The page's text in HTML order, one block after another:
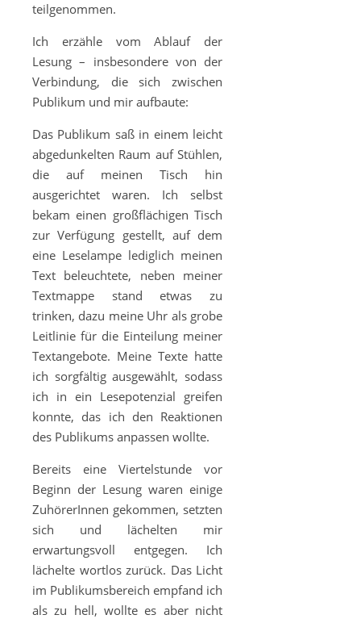
teilgenommen.
Ich erzähle vom Ablauf der
Lesung – insbesondere von der
Verbindung, die sich zwischen
Publikum und mir aufbaute:
Das Publikum saß in einem leicht
abgedunkelten Raum auf Stühlen,
die auf meinen Tisch hin
ausgerichtet waren. Ich selbst
bekam einen großflächigen Tisch
zur Verfügung gestellt, auf dem
eine Leselampe lediglich meinen
Text beleuchtete, neben meiner
Textmappe stand etwas zu
trinken, dazu meine Uhr als grobe
Leitlinie für die Einteilung meiner
Textangebote. Meine Texte hatte
ich sorgfältig ausgewählt, sodass
ich in ein Lesepotenzial greifen
konnte, das ich den Reaktionen
des Publikums anpassen wollte.
Bereits eine Viertelstunde vor
Beginn der Lesung waren einige
ZuhörerInnen gekommen, setzten
sich und lächelten mir
erwartungsvoll entgegen. Ich
lächelte wortlos zurück. Das Licht
im Publikumsbereich empfand ich
als zu hell, wollte es aber nicht